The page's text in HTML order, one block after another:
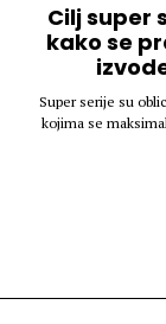
Cilj super
kako se
Super serije su
kojima se